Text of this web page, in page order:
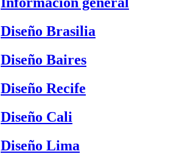
Diseño Brasilia
Diseño Baires
Diseño Recife
Diseño Cali
Diseño Lima